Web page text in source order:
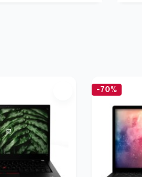
-70%